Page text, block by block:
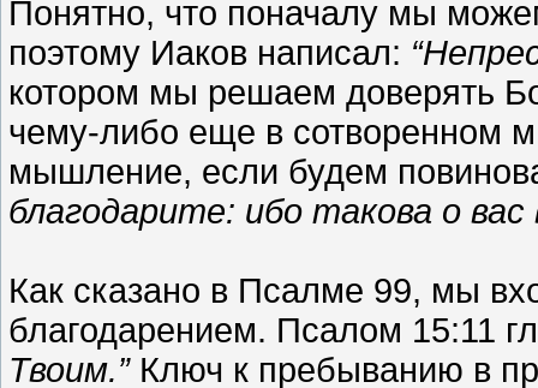
Понятно, что поначалу мы
поэтому Иаков написал:
котором мы решаем доверять
чему-либо еще в сотворенном
мышление, если будем
благодарите: ибо такова о
Как сказано в Псалме 99, мы
благодарением. Псалом 15:11
Твоим.”Ключ к пребыванию в